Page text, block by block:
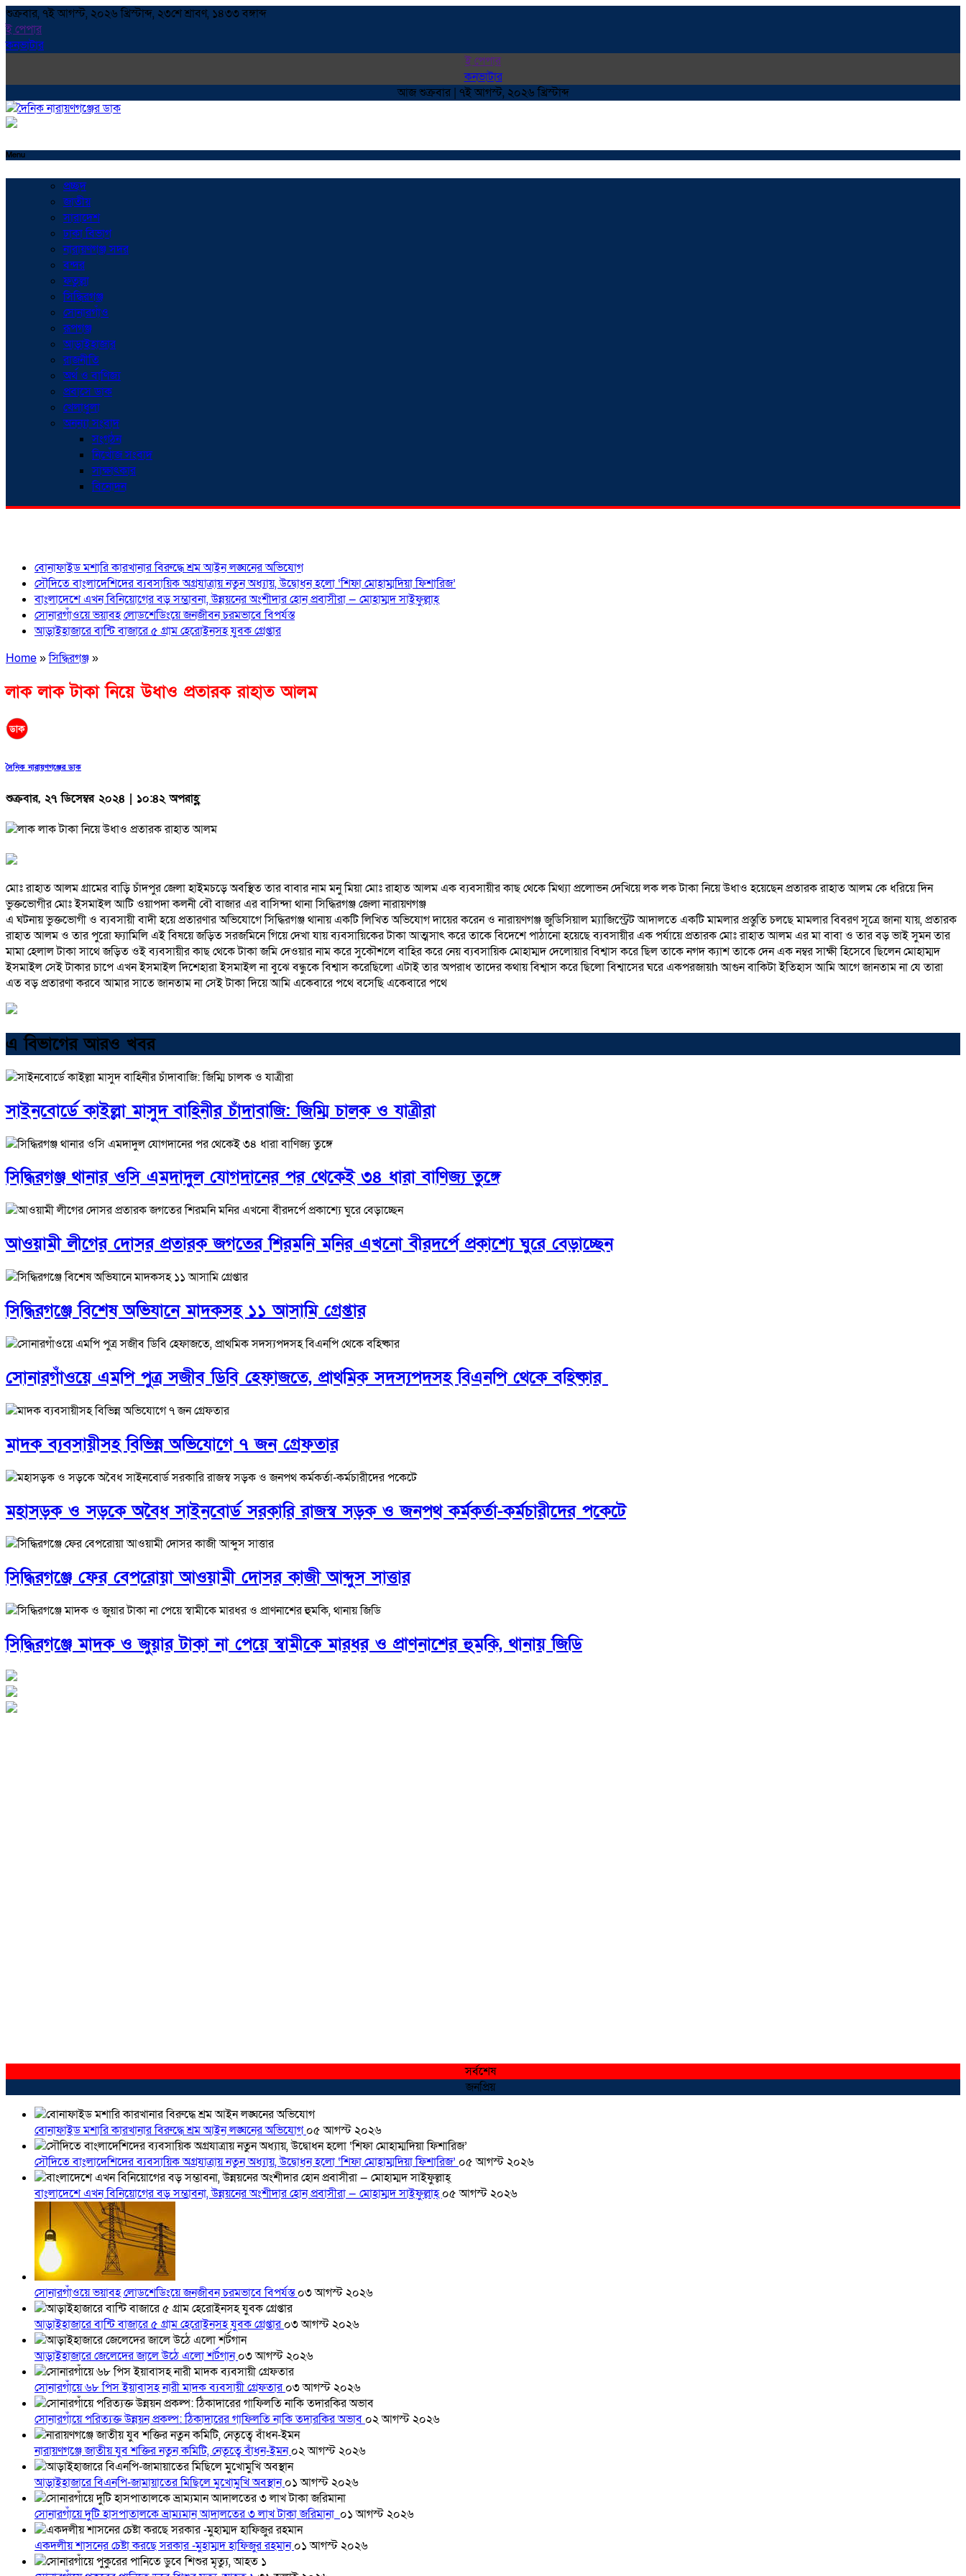
শুক্রবার, ৭ই আগস্ট, ২০২৬ খ্রিস্টাব্দ, ২৩শে শ্রাবণ, ১৪৩৩ বঙ্গাব্দ
ই পেপার
কনভাটার
ই পেপার
কনভাটার
আজ শুক্রবার | ৭ই আগস্ট, ২০২৬ খ্রিস্টাব্দ
Menu
প্রচ্ছদ
জাতীয়
সারাদেশ
ঢাকা বিভাগ
নারায়ণগঞ্জ সদর
বন্দর
ফতুল্লা
সিদ্ধিরগঞ্জ
সোনারগাঁও
রূপগঞ্জ
আড়াইহাজার
রাজনীতি
অর্থ ও বাণিজ্য
প্রবাসে ডাক
খেলাধুলা
অনন্যা সংবাদ
সংগঠন
নিখোঁজ সংবাদ
সাক্ষাৎকার
বিনোদন
বোনাফাইড মশারি কারখানার বিরুদ্ধে শ্রম আইন লঙ্ঘনের অভিযোগ
সৌদিতে বাংলাদেশিদের ব্যবসায়িক অগ্রযাত্রায় নতুন অধ্যায়, উদ্বোধন হলো ‘শিফা মোহাম্মদিয়া ফিশারিজ’
বাংলাদেশে এখন বিনিয়োগের বড় সম্ভাবনা, উন্নয়নের অংশীদার হোন প্রবাসীরা — মোহাম্মদ সাইফুল্লাহ্
সোনারগাঁওয়ে ভয়াবহ লোডশেডিংয়ে জনজীবন চরমভাবে বিপর্যস্ত
আড়াইহাজারে বান্টি বাজারে ৫ গ্রাম হেরোইনসহ যুবক গ্রেপ্তার
Home»সিদ্ধিরগঞ্জ»
লাক লাক টাকা নিয়ে উধাও প্রতারক রাহাত আলম
দৈনিক নারায়ণগঞ্জের ডাক
শুক্রবার, ২৭ ডিসেম্বর ২০২৪ | ১০:৪২ অপরাহ্ণ
মোঃ রাহাত আলম গ্রামের বাড়ি চাঁদপুর জেলা হাইমচড়ে অবস্থিত তার বাবার নাম মনু মিয়া মোঃ রাহাত আলম এক ব্যবসায়ীর কাছ থেকে মিথ্যা প্রলোভন দেখিয়ে লক লক টাকা নিয়ে উধাও হয়েছেন প্রতারক রাহাত আলম কে ধরিয়ে দিন
ভুক্তভোগীর মোঃ ইসমাইল আটি ওয়াপদা কলনী বৌ বাজার এর বাসিন্দা থানা সিদ্ধিরগঞ্জ জেলা নারায়ণগঞ্জ
এ ঘটনায় ভুক্তভোগী ও ব্যবসায়ী বাদী হয়ে প্রতারণার অভিযোগে সিদ্ধিরগঞ্জ থানায় একটি লিখিত অভিযোগ দায়ের করেন ও নারায়ণগঞ্জ জুডিসিয়াল ম্যাজিস্ট্রেট আদালতে একটি মামলার প্রস্তুতি চলছে মামলার বিবরণ সূত্রে জানা যায়, প্রতারক
রাহাত আলম ও তার পুরো ফ্যামিলি এই বিষয়ে জড়িত সরজমিনে গিয়ে দেখা যায় ব্যবসায়িকের টাকা আত্মসাৎ করে তাকে বিদেশে পাঠানো হয়েছে ব্যবসায়ীর এক পর্যায়ে প্রতারক মোঃ রাহাত আলম এর মা বাবা ও তার বড় ভাই সুমন তার
মামা হেলাল টাকা সাথে জড়িত ওই ব্যবসায়ীর কাছ থেকে টাকা জমি দেওয়ার নাম করে সুকৌশলে বাহির করে নেয় ব্যবসায়িক মোহাম্মদ দেলোয়ার বিশ্বাস করে ছিল তাকে নগদ ক্যাশ তাকে দেন এক নম্বর সাক্ষী হিসেবে ছিলেন মোহাম্মদ
ইসমাইল সেই টাকার চাপে এখন ইসমাইল দিশেহারা ইসমাইল না বুঝে বন্ধুকে বিশ্বাস করেছিলো এটাই তার অপরাধ তাদের কথায় বিশ্বাস করে ছিলো বিশ্বাসের ঘরে একপরজায়h আগুন বাকিটা ইতিহাস আমি আগে জানতাম না যে তারা
এত বড় প্রতারণা করবে আমার সাতে জানতাম না সেই টাকা দিয়ে আমি একেবারে পথে বসেছি একেবারে পথে
এ বিভাগের আরও খবর
সাইনবোর্ডে কাইল্লা মাসুদ বাহিনীর চাঁদাবাজি: জিম্মি চালক ও যাত্রীরা
সিদ্ধিরগঞ্জ থানার ওসি এমদাদুল যোগদানের পর থেকেই ৩৪ ধারা বাণিজ্য তুঙ্গে
আওয়ামী লীগের দোসর প্রতারক জগতের শিরমনি মনির এখনো বীরদর্পে প্রকাশ্যে ঘুরে বেড়াচ্ছেন
সিদ্ধিরগঞ্জে বিশেষ অভিযানে মাদকসহ ১১ আসামি গ্রেপ্তার
সোনারগাঁওয়ে এমপি পুত্র সজীব ডিবি হেফাজতে, প্রাথমিক সদস্যপদসহ বিএনপি থেকে বহিষ্কার
মাদক ব্যবসায়ীসহ বিভিন্ন অভিযোগে ৭ জন গ্রেফতার
মহাসড়ক ও সড়কে অবৈধ সাইনবোর্ড সরকারি রাজস্ব সড়ক ও জনপথ কর্মকর্তা-কর্মচারীদের পকেটে
সিদ্ধিরগঞ্জে ফের বেপরোয়া আওয়ামী দোসর কাজী আব্দুস সাত্তার
সিদ্ধিরগঞ্জে মাদক ও জুয়ার টাকা না পেয়ে স্বামীকে মারধর ও প্রাণনাশের হুমকি, থানায় জিডি
সর্বশেষ
জনপ্রিয়
বোনাফাইড মশারি কারখানার বিরুদ্ধে শ্রম আইন লঙ্ঘনের অভিযোগ০৫ আগস্ট ২০২৬
সৌদিতে বাংলাদেশিদের ব্যবসায়িক অগ্রযাত্রায় নতুন অধ্যায়, উদ্বোধন হলো ‘শিফা মোহাম্মদিয়া ফিশারিজ’ ০৫ আগস্ট ২০২৬
বাংলাদেশে এখন বিনিয়োগের বড় সম্ভাবনা, উন্নয়নের অংশীদার হোন প্রবাসীরা — মোহাম্মদ সাইফুল্লাহ্০৫ আগস্ট ২০২৬
সোনারগাঁওয়ে ভয়াবহ লোডশেডিংয়ে জনজীবন চরমভাবে বিপর্যস্ত০৩ আগস্ট ২০২৬
আড়াইহাজারে বান্টি বাজারে ৫ গ্রাম হেরোইনসহ যুবক গ্রেপ্তার০৩ আগস্ট ২০২৬
আড়াইহাজারে জেলেদের জালে উঠে এলো শর্টগান০৩ আগস্ট ২০২৬
সোনারগাঁয়ে ৬৮ পিস ইয়াবাসহ নারী মাদক ব্যবসায়ী গ্রেফতার০৩ আগস্ট ২০২৬
সোনারগাঁয়ে পরিত্যক্ত উন্নয়ন প্রকল্প: ঠিকাদারের গাফিলতি নাকি তদারকির অভাব ০২ আগস্ট ২০২৬
নারায়ণগঞ্জে জাতীয় যুব শক্তির নতুন কমিটি, নেতৃত্বে বাঁধন-ইমন০২ আগস্ট ২০২৬
আড়াইহাজারে বিএনপি-জামায়াতের মিছিলে মুখোমুখি অবস্থান০১ আগস্ট ২০২৬
সোনারগাঁয়ে দুটি হাসপাতালকে ভ্রাম্যমান আদালতের ৩ লাখ টাকা জরিমানা ০১ আগস্ট ২০২৬
একদলীয় শাসনের চেষ্টা করছে সরকার -মুহাম্মদ হাফিজুর রহমান০১ আগস্ট ২০২৬